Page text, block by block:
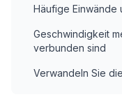
Häufige Einwände
Geschwindigkeit
verbunden sind
Verwandeln Sie